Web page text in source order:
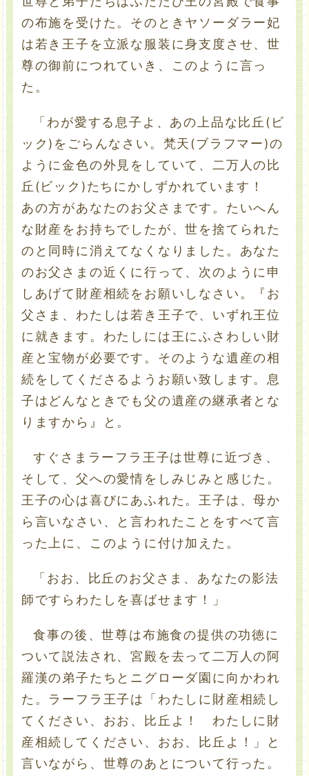
の布施を受けた。そのときヤソーダラー妃
は若き王子を立派な服装に身支度させ、世
尊の御前につれていき、このように言っ
た。
「わが愛する息子よ、あの上品な比丘(ビ
ック)をごらんなさい。梵天(ブラフマー)の
ように金色の外見をしていて、二万人の比
丘(ビック)たちにかしずかれています！
あの方があなたのお父さまです。たいへん
な財産をお持ちでしたが、世を捨てられた
のと同時に消えてなくなりました。あなた
のお父さまの近くに行って、次のように申
しあげて財産相続をお願いしなさい。『お
父さま、わたしは若き王子で、いずれ王位
に就きます。わたしには王にふさわしい財
産と宝物が必要です。そのような遺産の相
続をしてくださるようお願い致します。息
子はどんなときでも父の遺産の継承者とな
りますから』と。
すぐさまラーフラ王子は世尊に近づき、
そして、父への愛情をしみじみと感じた。
王子の心は喜びにあふれた。王子は、母か
ら言いなさい、と言われたことをすべて言
った上に、このように付け加えた。
「おお、比丘のお父さま、あなたの影法
師ですらわたしを喜ばせます！」
食事の後、世尊は布施食の提供の功徳に
ついて説法され、宮殿を去って二万人の阿
羅漢の弟子たちとニグローダ園に向かわれ
た。ラーフラ王子は「わたしに財産相続し
てください、おお、比丘よ！ わたしに財
産相続してください、おお、比丘よ！」と
言いながら、世尊のあとについて行った。